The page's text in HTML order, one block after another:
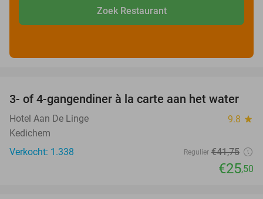
Zoek Restaurant
39%
3- of 4-gangendiner à la carte aan het water
Hotel Aan De Linge 9.8 star
Kedichem
Verkocht: 1.338
Regulier €41,75
€25,50